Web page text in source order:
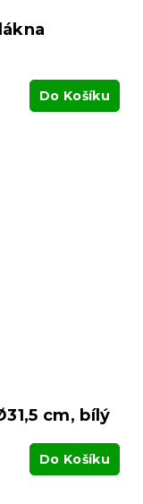
Do Košíku
cm, bílý
Do Košíku